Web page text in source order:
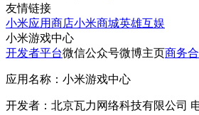
友情链接
小米应用商店小米商城英雄互娱
小米游戏中心
开发者平台微信公众号微博主页商务
应用名称：小米游戏中心
开发者：北京瓦力网络科技有限公司